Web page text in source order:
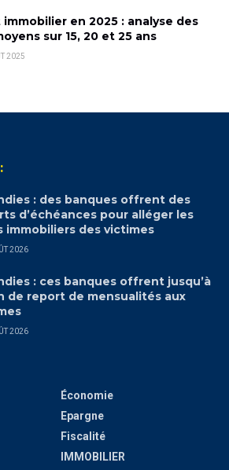
immobilier en 2025 : analyse des
sur 15, 20 et 25 ans
2025
: des banques offrent des
d’échéances pour alléger les
immobiliers des victimes
2026
: ces banques offrent jusqu’à
de report de mensualités aux
2026
Économie
Epargne
Fiscalité
IMMOBILIER